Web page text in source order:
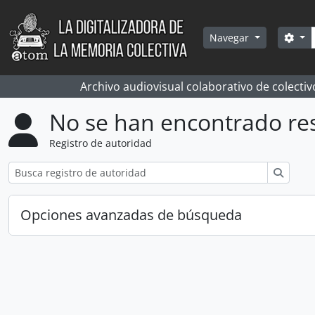
Skip to main content
Navegar
Archivo audiovisual colaborativo de
No se han encontrado
Registro de autoridad
Opciones avanzadas de búsqueda